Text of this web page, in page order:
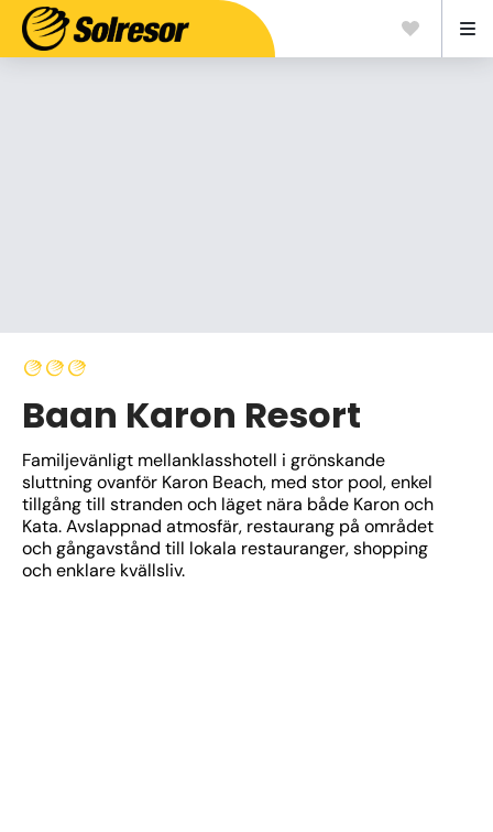
Baan Karon Resort
Familjevänligt mellanklasshotell i grönskande
sluttning ovanför Karon Beach, med stor pool, enkel
tillgång till stranden och läget nära både Karon och
Kata. Avslappnad atmosfär, restaurang på området
och gångavstånd till lokala restauranger, shopping
och enklare kvällsliv.